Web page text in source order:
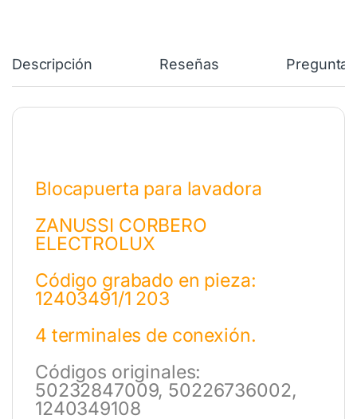
Descripción Reseñas
Blocapuerta para lavadora
ZANUSSI CORBERO
ELECTROLUX
Código grabado en pieza:
12403491/1 203
4 terminales de conexión.
Códigos originales:
50232847009, 50226736002,
1240349108